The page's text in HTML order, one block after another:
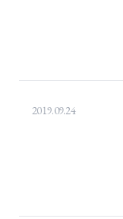
2019.09.24